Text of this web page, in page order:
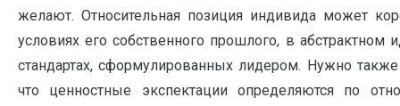
желают. Отноcительная позиция индивида может
условиях его собственного прошлого, в абстрактном
стандартах, сформулированных лидером. Нужно также
что ценностные экспектации определяются по